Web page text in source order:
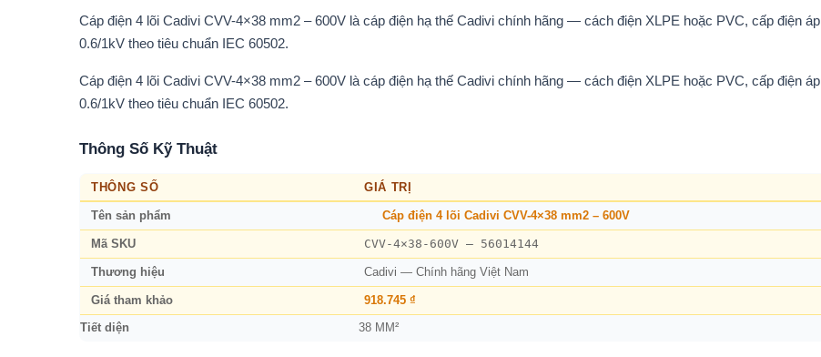
Cáp điện 4 lõi Cadivi CVV-4×38 mm2 – 600V là cáp điện hạ thế Cadivi chính hãng — cách điện XLPE hoặc PVC, cấp điện áp
0.6/1kV theo tiêu chuẩn IEC 60502.
Cáp điện 4 lõi Cadivi CVV-4×38 mm2 – 600V là cáp điện hạ thế Cadivi chính hãng — cách điện XLPE hoặc PVC, cấp điện áp
0.6/1kV theo tiêu chuẩn IEC 60502.
Thông Số Kỹ Thuật
THÔNG SỐ GIÁ TRỊ
Tên sản phẩm Cáp điện 4 lõi Cadivi CVV-4×38 mm2 – 600V
Mã SKU CVV-4×38-600V – 56014144
Thương hiệu Cadivi — Chính hãng Việt Nam
Giá tham khảo 918.745 ₫
Tiết diện 38 MM²